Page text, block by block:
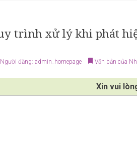
trình xử lý khi phát
Người đăng: admin_homepage Văn bản của
Xin vui